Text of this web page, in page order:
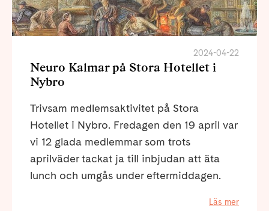
2024-04-22
Neuro Kalmar på Stora Hotellet i
Nybro
Trivsam medlemsaktivitet på Stora
Hotellet i Nybro. Fredagen den 19 april var
vi 12 glada medlemmar som trots
aprilväder tackat ja till inbjudan att äta
lunch och umgås under eftermiddagen.
Läs mer